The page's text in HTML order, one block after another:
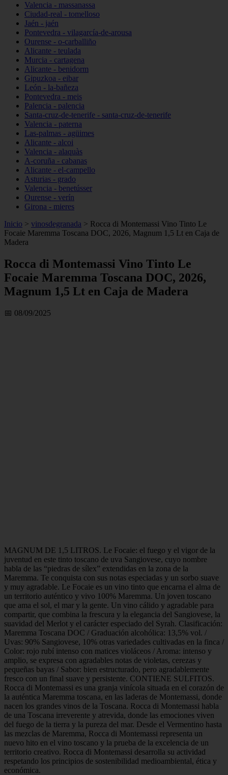
Valencia - massanassa
Ciudad-real - tomelloso
Jaén - jaén
Pontevedra - vilagarcía-de-arousa
Ourense - o-carballiño
Alicante - teulada
Murcia - cartagena
Alicante - benidorm
Gipuzkoa - eibar
León - la-bañeza
Pontevedra - meis
Palencia - palencia
Santa-cruz-de-tenerife - santa-cruz-de-tenerife
Valencia - paterna
Las-palmas - agüimes
Alicante - alcoi
Valencia - alaquàs
A-coruña - cabanas
Alicante - el-campello
Asturias - grado
Valencia - benetússer
Ourense - verín
Girona - mieres
Inicio > vinosdegranada > Rocca di Montemassi Vino Tinto Le
Focaie Maremma Toscana DOC, 2026, Magnum 1,5 Lt en Caja de
Madera
Rocca di Montemassi Vino Tinto Le
Focaie Maremma Toscana DOC, 2026,
Magnum 1,5 Lt en Caja de Madera
📅 08/09/2025
MAGNUM DE 1,5 LITROS. Le Focaie: el fuego y el vigor de la
juventud en este tinto toscano de uva Sangiovese, cuyo nombre
habla de las “piedras de sílex” extendidas en la zona de la
Maremma. Te conquista con sus notas especiadas y un sorbo suave
y muy agradable. Le Focaie es un vino tinto que encarna el alma de
un territorio auténtico y vivo 100% Maremma. Un joven toscano
que ama el sol, el mar y la gente. Un vino cálido y agradable para
compartir, que combina la frescura y la elegancia del Sangiovese, la
suavidad del Merlot y el carácter especiado del Syrah. Clasificación:
Maremma Toscana DOC / Graduación alcohólica: 13,5% vol. /
Uvas: 90% Sangiovese, 10% otras variedades cultivadas en la finca /
Color: rojo rubí intenso con matices violáceos / Aroma: intenso y
amplio, se expresa con agradables notas de violetas, cerezas y
pequeñas bayas / Sabor: bien estructurado, pero agradablemente
fresco con un final suave y persistente. CONTIENE SULFITOS.
Rocca di Montemassi es una granja vinícola situada en el corazón de
la auténtica Maremma toscana, en las laderas de Montemassi, donde
nacen los grandes vinos de la Toscana. Rocca di Montemassi habla
de una Toscana irreverente y atrevida, donde las emociones viven
del fuego de la tierra y la pureza del mar. Desde el Vermentino hasta
las mezclas de Maremma, Rocca di Montemassi representa un
nuevo hito en el vino toscano y la prueba de la excelencia de un
territorio creativo. Rocca di Montemassi desarrolla su actividad
respetando los principios de sostenibilidad medioambiental, ética y
económica.